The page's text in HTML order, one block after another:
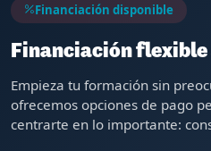
Financiación disponible
Financiación
Empieza tu formación sin
ofrecemos opciones de pago
centrarte en lo importante: